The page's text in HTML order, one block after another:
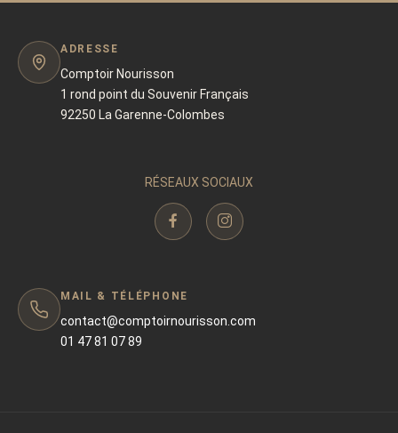
ADRESSE
Comptoir Nourisson
1 rond point du Souvenir Français
92250 La Garenne-Colombes
RÉSEAUX SOCIAUX
MAIL & TÉLÉPHONE
contact@comptoirnourisson.com
01 47 81 07 89